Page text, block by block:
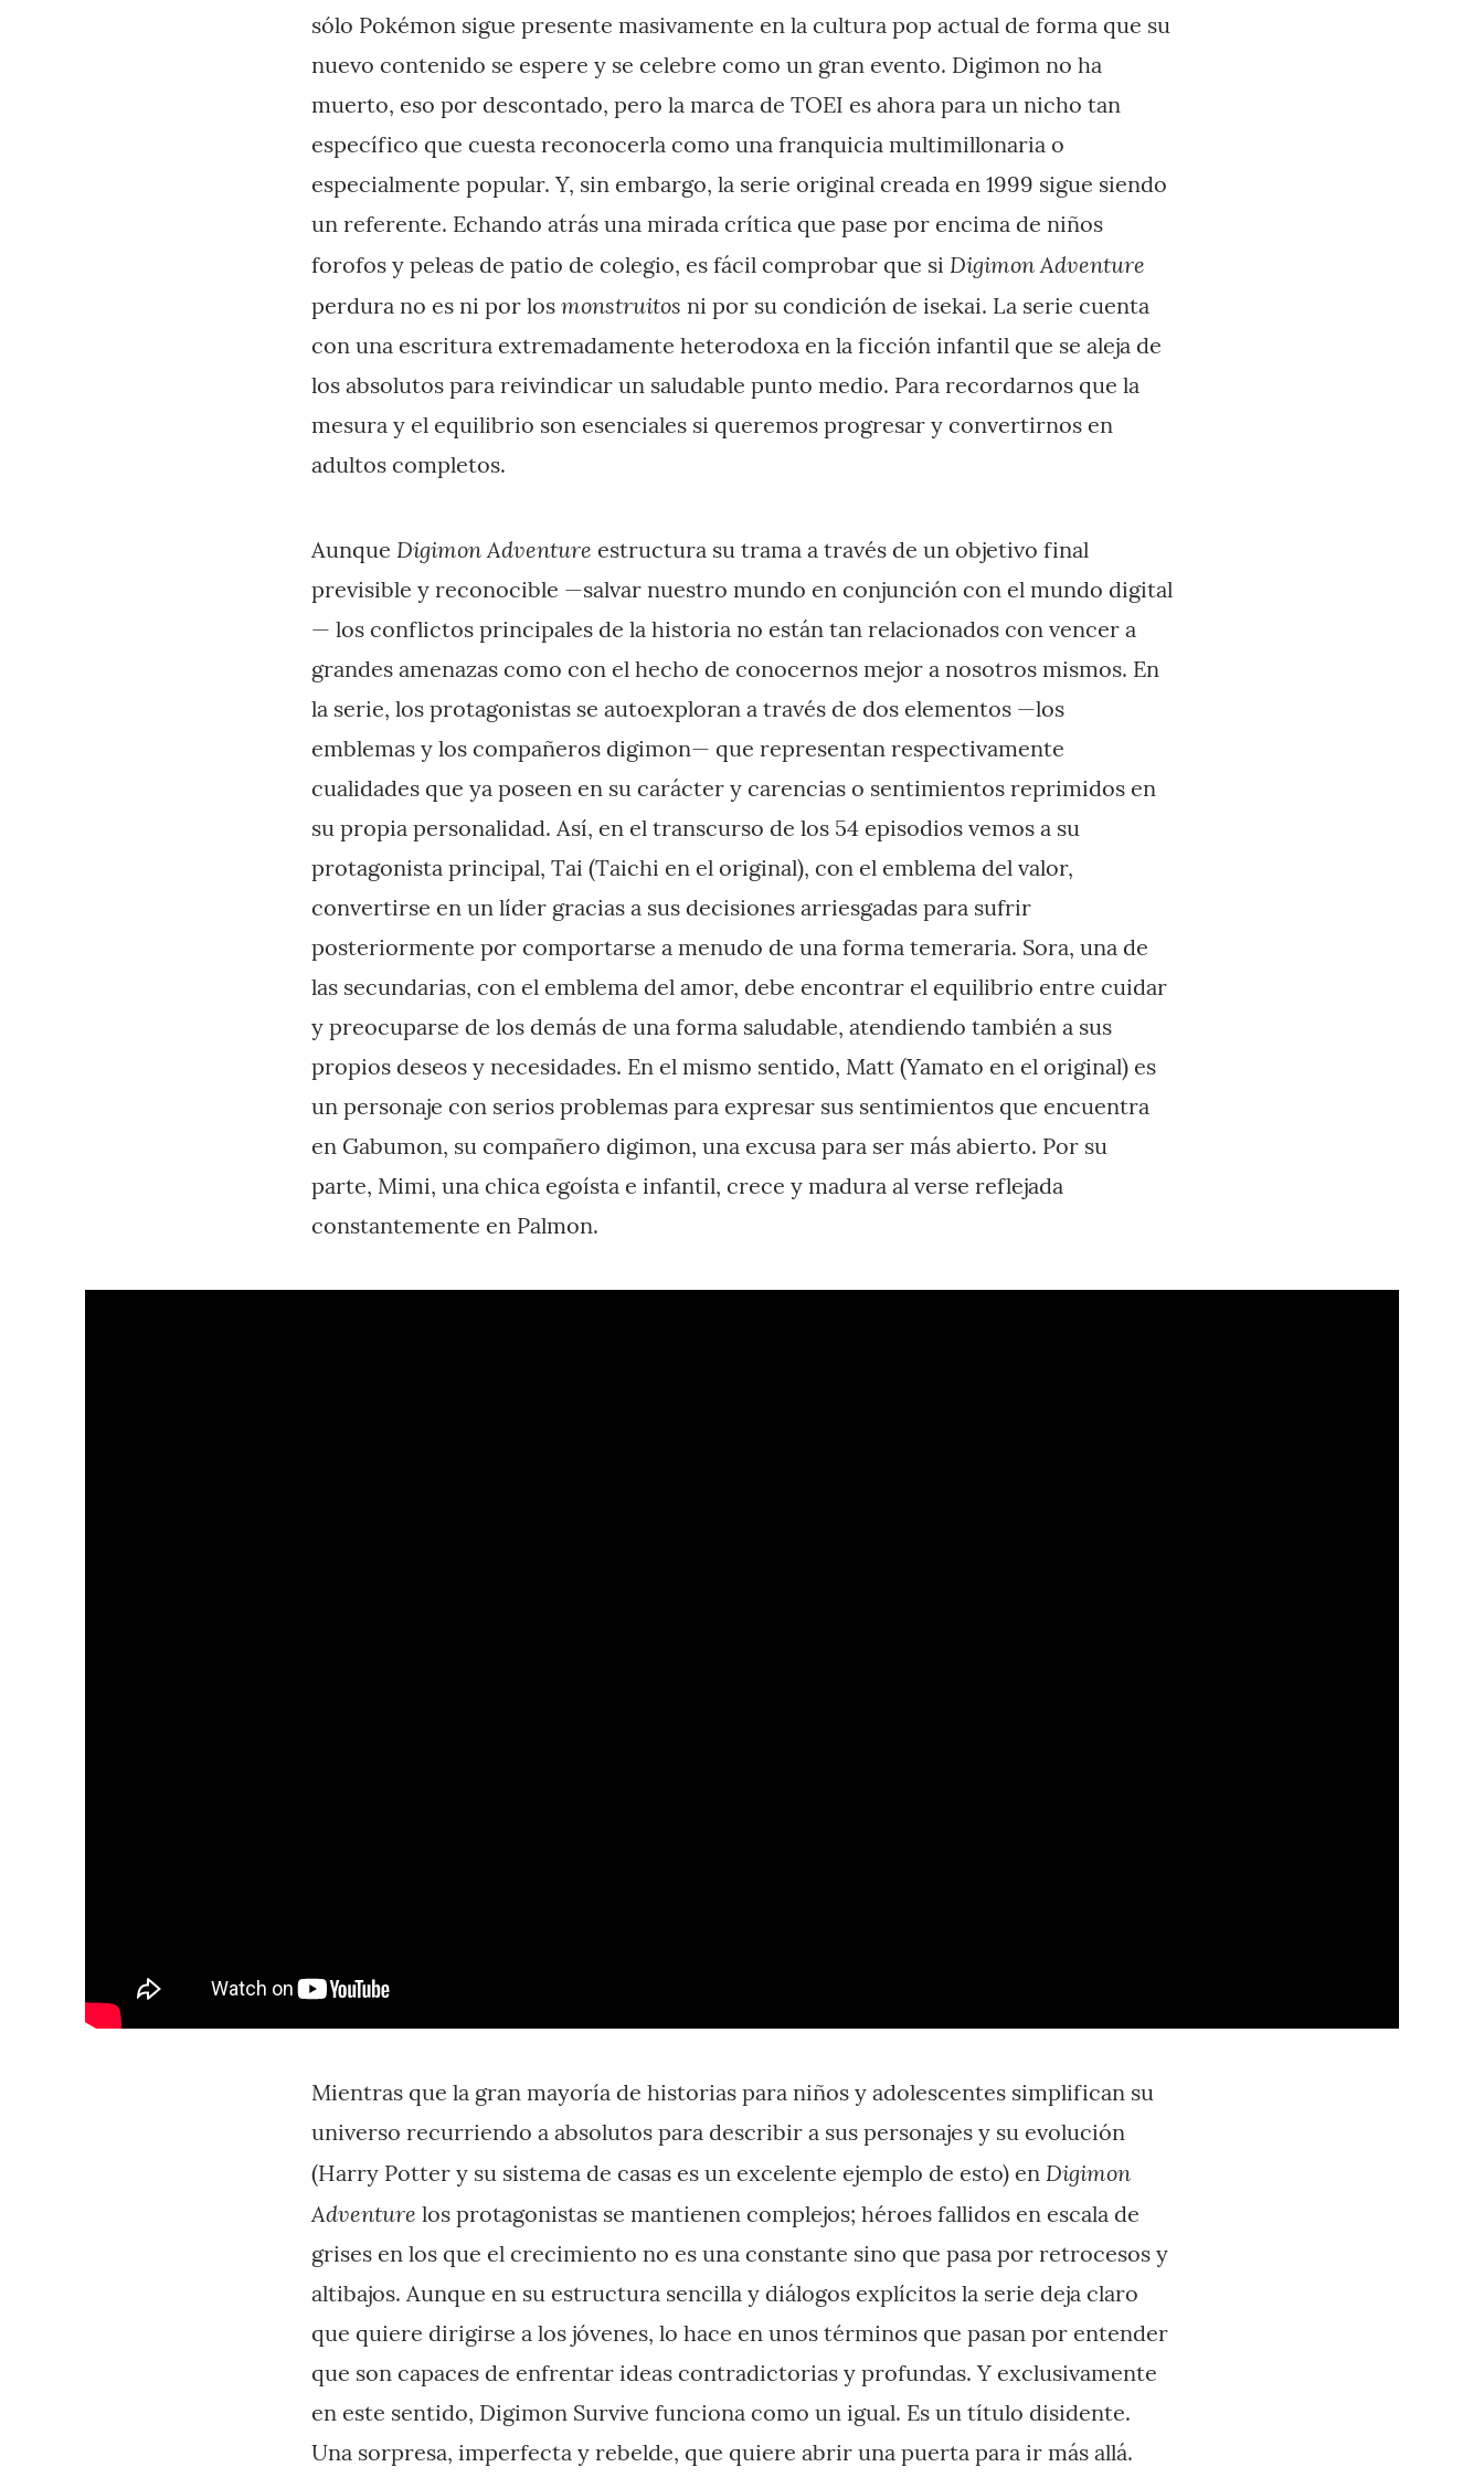
sólo Pokémon sigue presente masivamente en la cultura pop actual de forma que su
nuevo contenido se espere y se celebre como un gran evento. Digimon no ha
muerto, eso por descontado, pero la marca de TOEI es ahora para un nicho tan
específico que cuesta reconocerla como una franquicia multimillonaria o
especialmente popular. Y, sin embargo, la serie original creada en 1999 sigue siendo
un referente. Echando atrás una mirada crítica que pase por encima de niños
forofos y peleas de patio de colegio, es fácil comprobar que si Digimon Adventure
perdura no es ni por los monstruitos ni por su condición de isekai. La serie cuenta
con una escritura extremadamente heterodoxa en la ficción infantil que se aleja de
los absolutos para reivindicar un saludable punto medio. Para recordarnos que la
mesura y el equilibrio son esenciales si queremos progresar y convertirnos en
adultos completos.
Aunque Digimon Adventure estructura su trama a través de un objetivo final
previsible y reconocible —salvar nuestro mundo en conjunción con el mundo digital
— los conflictos principales de la historia no están tan relacionados con vencer a
grandes amenazas como con el hecho de conocernos mejor a nosotros mismos. En
la serie, los protagonistas se autoexploran a través de dos elementos —los
emblemas y los compañeros digimon— que representan respectivamente
cualidades que ya poseen en su carácter y carencias o sentimientos reprimidos en
su propia personalidad. Así, en el transcurso de los 54 episodios vemos a su
protagonista principal, Tai (Taichi en el original), con el emblema del valor,
convertirse en un líder gracias a sus decisiones arriesgadas para sufrir
posteriormente por comportarse a menudo de una forma temeraria. Sora, una de
las secundarias, con el emblema del amor, debe encontrar el equilibrio entre cuidar
y preocuparse de los demás de una forma saludable, atendiendo también a sus
propios deseos y necesidades. En el mismo sentido, Matt (Yamato en el original) es
un personaje con serios problemas para expresar sus sentimientos que encuentra
en Gabumon, su compañero digimon, una excusa para ser más abierto. Por su
parte, Mimi, una chica egoísta e infantil, crece y madura al verse reflejada
constantemente en Palmon.
Mientras que la gran mayoría de historias para niños y adolescentes simplifican su
universo recurriendo a absolutos para describir a sus personajes y su evolución
(Harry Potter y su sistema de casas es un excelente ejemplo de esto) en Digimon
Adventure los protagonistas se mantienen complejos; héroes fallidos en escala de
grises en los que el crecimiento no es una constante sino que pasa por retrocesos y
altibajos. Aunque en su estructura sencilla y diálogos explícitos la serie deja claro
que quiere dirigirse a los jóvenes, lo hace en unos términos que pasan por entender
que son capaces de enfrentar ideas contradictorias y profundas. Y exclusivamente
en este sentido, Digimon Survive funciona como un igual. Es un título disidente.
Una sorpresa, imperfecta y rebelde, que quiere abrir una puerta para ir más allá.